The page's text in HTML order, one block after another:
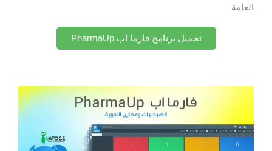
العامة
تحميل برنامج فارما اب PharmaUp